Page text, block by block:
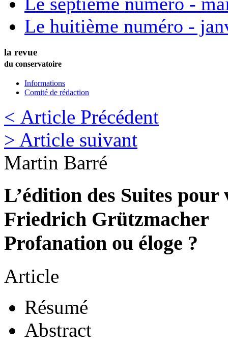
Le huitième numéro -
la revue
du conservatoire
Informations
Comité de rédaction
< Article Précédent
> Article suivant
Martin Barré
L’édition des Suites
Friedrich Grützmacher
Profanation ou éloge ?
Article
Résumé
Abstract